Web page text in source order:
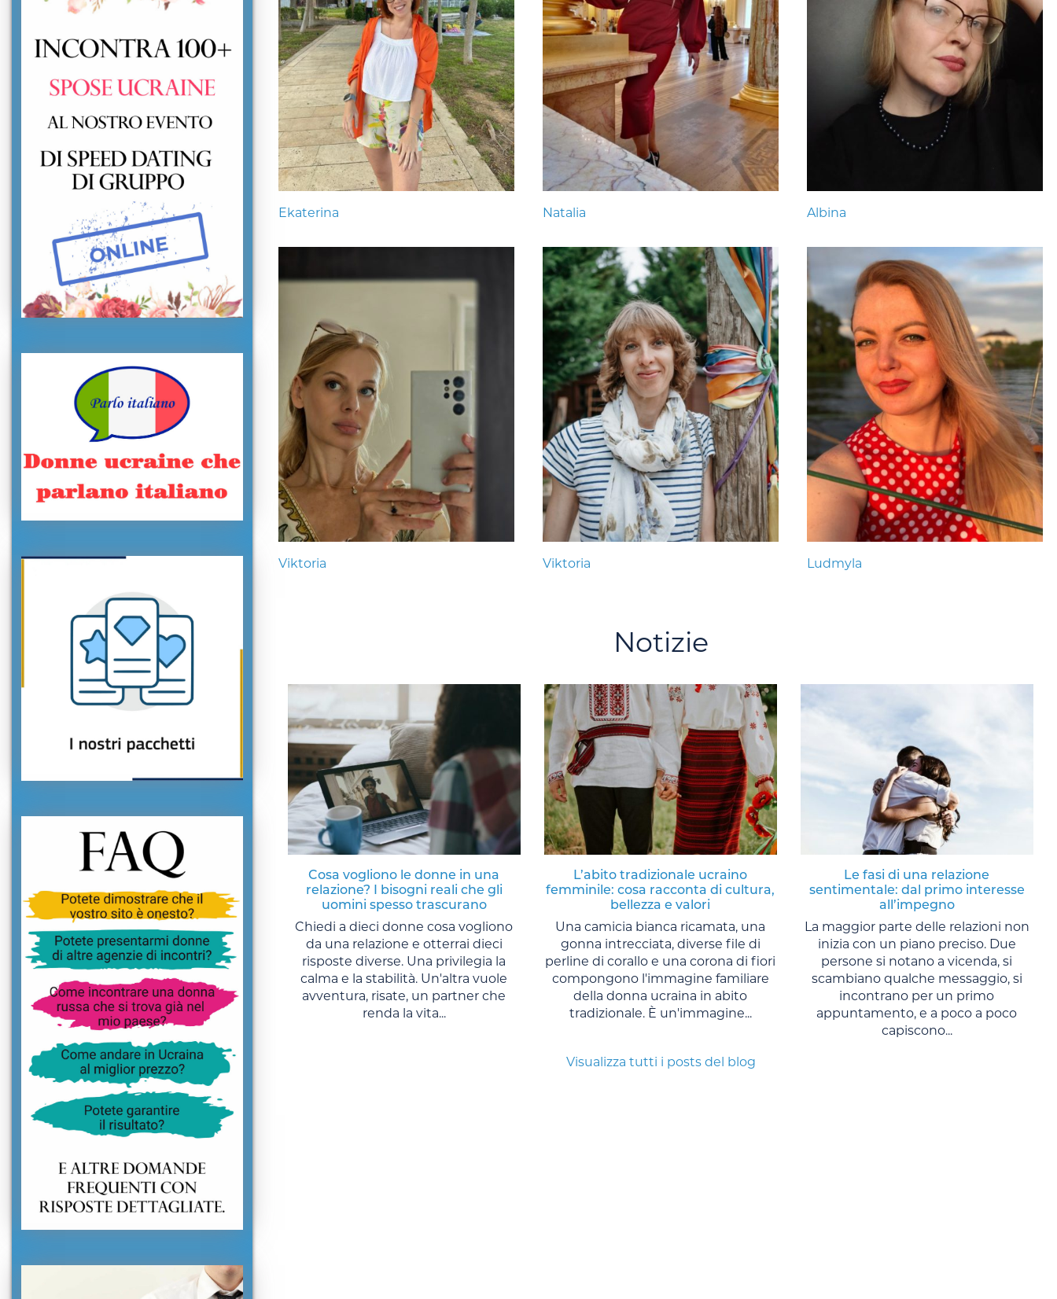
Ekaterina Natalia Albina
Viktoria Viktoria Ludmyla
Notizie
Cosa vogliono le donne in una
relazione? I bisogni reali che gli
uomini spesso trascurano
Chiedi a dieci donne cosa vogliono
da una relazione e otterrai dieci
risposte diverse. Una privilegia la
calma e la stabilità. Un'altra vuole
avventura, risate, un partner che
renda la vita...
L’abito tradizionale ucraino
femminile: cosa racconta di cultura,
bellezza e valori
Una camicia bianca ricamata, una
gonna intrecciata, diverse file di
perline di corallo e una corona di fiori
compongono l'immagine familiare
della donna ucraina in abito
tradizionale. È un'immagine...
Le fasi di una relazione
sentimentale: dal primo interesse
all’impegno
La maggior parte delle relazioni non
inizia con un piano preciso. Due
persone si notano a vicenda, si
scambiano qualche messaggio, si
incontrano per un primo
appuntamento, e a poco a poco
capiscono...
Visualizza tutti i posts del blog